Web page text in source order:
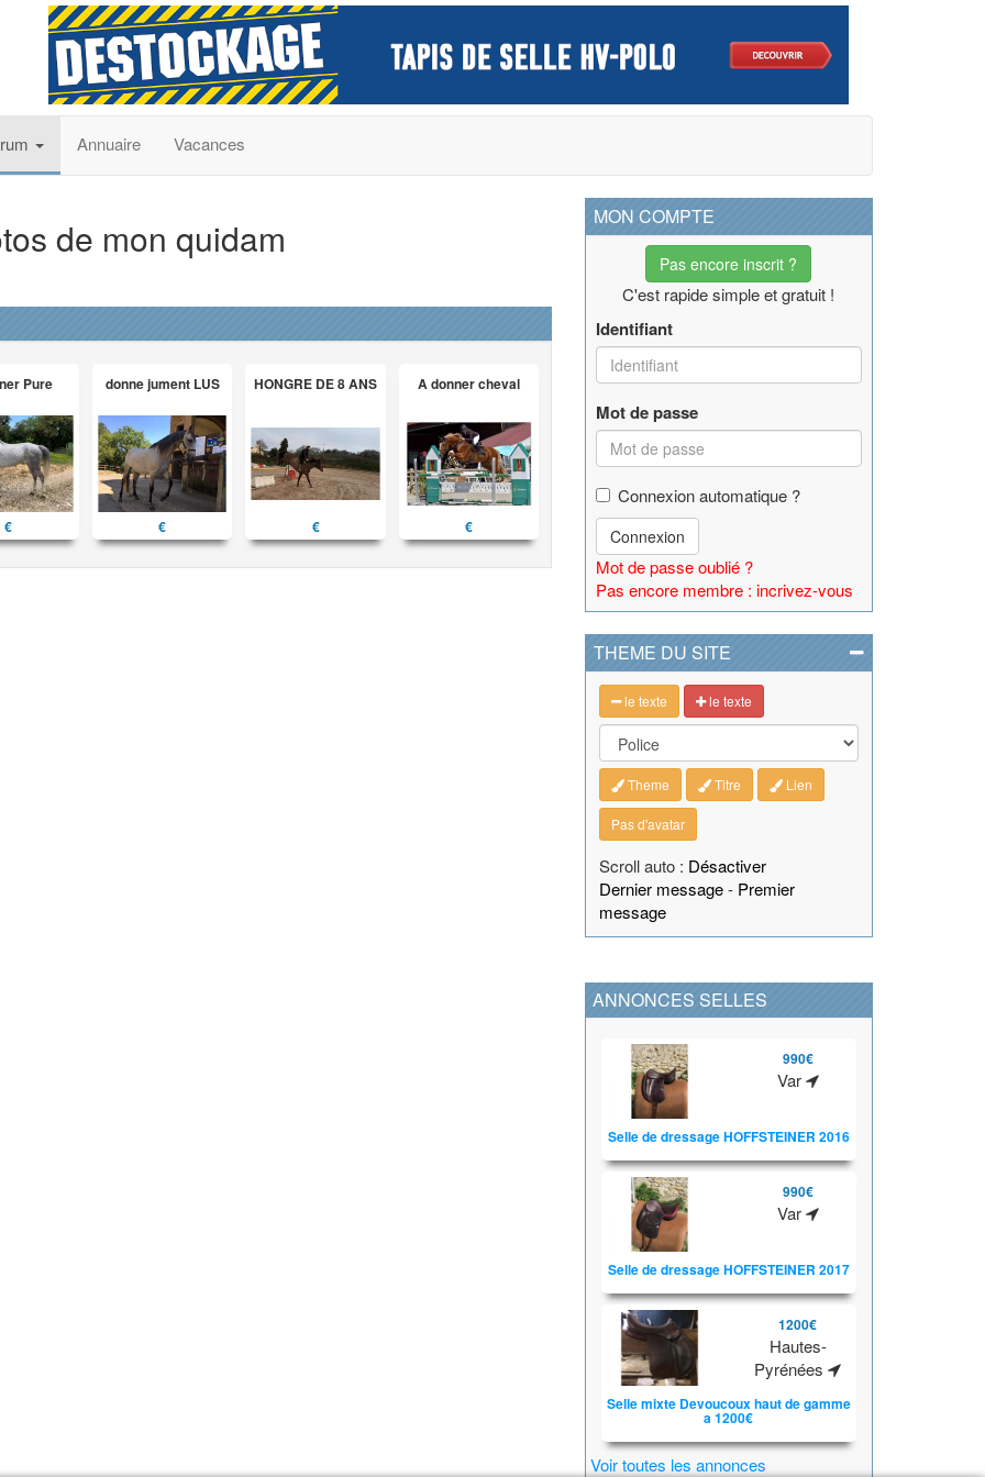
Annuaire Vacances
de mon quidam
Pure
€
donne jument LUS
€
HONGRE DE 8 ANS
€
A donner cheval
€
MON COMPTE
Pas encore inscrit ?
C'est rapide simple et gratuit !
Identifiant
Mot de passe
Connexion automatique ?
Connexion
Mot de passe oublié ?
Pas encore membre : incrivez-vous
THEME DU SITE
le texte le texte
Theme Titre Lien
Pas d'avatar
Scroll auto : Désactiver
Dernier message- Premier
message
ANNONCES SELLES
990€
Var
Selle de dressage HOFFSTEINER 2016
990€
Var
Selle de dressage HOFFSTEINER 2017
1200€
Hautes-
Pyrénées
Selle mixte Devoucoux haut de gamme
a 1200€
Voir toutes les annonces